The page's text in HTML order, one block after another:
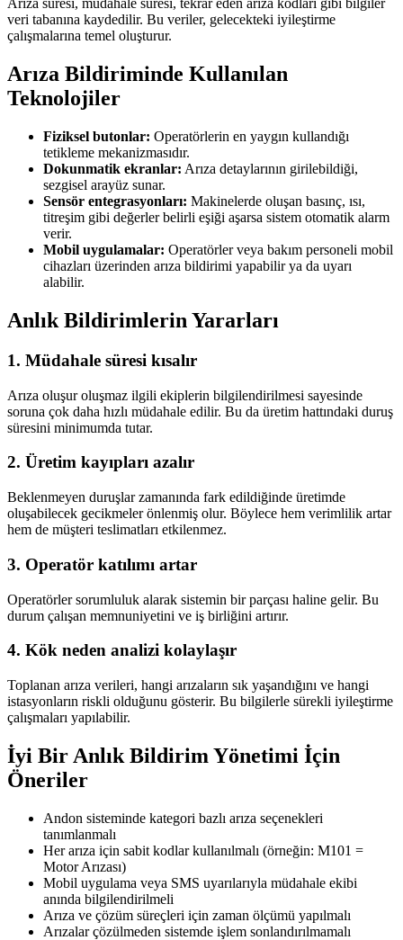
Arıza süresi, müdahale süresi, tekrar eden arıza kodları gibi bilgiler
veri tabanına kaydedilir. Bu veriler, gelecekteki iyileştirme
çalışmalarına temel oluşturur.
Arıza Bildiriminde Kullanılan
Teknolojiler
Fiziksel butonlar: Operatörlerin en yaygın kullandığı
tetikleme mekanizmasıdır.
Dokunmatik ekranlar: Arıza detaylarının girilebildiği,
sezgisel arayüz sunar.
Sensör entegrasyonları: Makinelerde oluşan basınç, ısı,
titreşim gibi değerler belirli eşiği aşarsa sistem otomatik alarm
verir.
Mobil uygulamalar: Operatörler veya bakım personeli mobil
cihazları üzerinden arıza bildirimi yapabilir ya da uyarı
alabilir.
Anlık Bildirimlerin Yararları
1. Müdahale süresi kısalır
Arıza oluşur oluşmaz ilgili ekiplerin bilgilendirilmesi sayesinde
soruna çok daha hızlı müdahale edilir. Bu da üretim hattındaki duruş
süresini minimumda tutar.
2. Üretim kayıpları azalır
Beklenmeyen duruşlar zamanında fark edildiğinde üretimde
oluşabilecek gecikmeler önlenmiş olur. Böylece hem verimlilik artar
hem de müşteri teslimatları etkilenmez.
3. Operatör katılımı artar
Operatörler sorumluluk alarak sistemin bir parçası haline gelir. Bu
durum çalışan memnuniyetini ve iş birliğini artırır.
4. Kök neden analizi kolaylaşır
Toplanan arıza verileri, hangi arızaların sık yaşandığını ve hangi
istasyonların riskli olduğunu gösterir. Bu bilgilerle sürekli iyileştirme
çalışmaları yapılabilir.
İyi Bir Anlık Bildirim Yönetimi İçin
Öneriler
Andon sisteminde kategori bazlı arıza seçenekleri
tanımlanmalı
Her arıza için sabit kodlar kullanılmalı (örneğin: M101 =
Motor Arızası)
Mobil uygulama veya SMS uyarılarıyla müdahale ekibi
anında bilgilendirilmeli
Arıza ve çözüm süreçleri için zaman ölçümü yapılmalı
Arızalar çözülmeden sistemde işlem sonlandırılmamalı